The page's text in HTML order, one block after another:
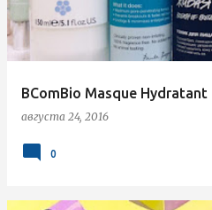
BComBio Masque Hydratant
августа 24, 2016
0